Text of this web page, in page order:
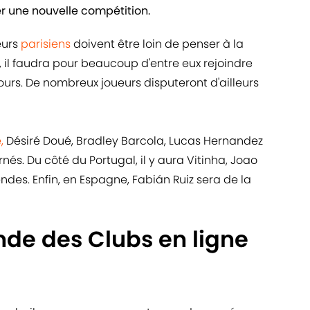
une nouvelle compétition.
parisiensdoivent être loin de penser à la
il faudra pour beaucoup d'entre eux rejoindre
De nombreux joueurs disputeront d'ailleurs
Désiré Doué, Bradley Barcola, Lucas Hernandez
Du côté du Portugal, il y aura Vitinha, Joao
Enfin, en Espagne, Fabián Ruiz sera de la
des Clubs en ligne